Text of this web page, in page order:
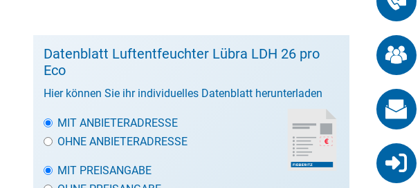
Datenblatt Luftentfeuchter Lübra LDH 26 pro
Eco
Hier können Sie ihr individuelles Datenblatt herunterladen
MIT ANBIETERADRESSE
OHNE ANBIETERADRESSE
MIT PREISANGABE